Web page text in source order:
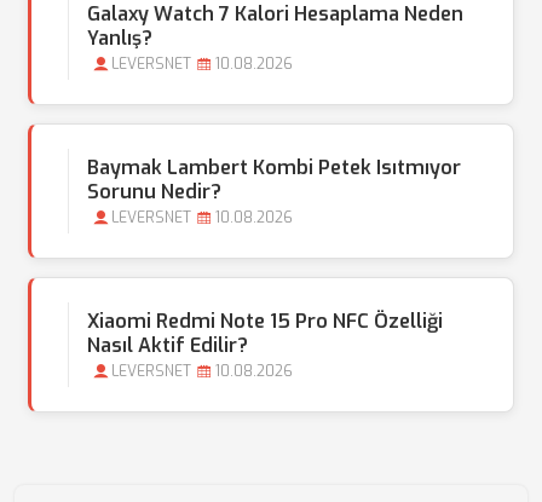
Galaxy Watch 7 Kalori Hesaplama Neden
Yanlış?
LEVERSNET 10.08.2026
Baymak Lambert Kombi Petek Isıtmıyor
Sorunu Nedir?
LEVERSNET 10.08.2026
Xiaomi Redmi Note 15 Pro NFC Özelliği
Nasıl Aktif Edilir?
LEVERSNET 10.08.2026